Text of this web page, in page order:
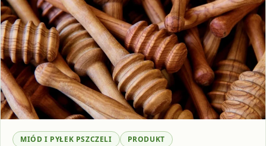
MIÓD I PYŁEK PSZCZELI PRODUKT